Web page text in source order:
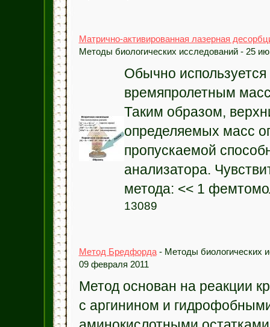
Матрично-активированная лазерная
Методы биологических исследований - 25
Обычно используется
времяпролетным
Таким образом,
определяемых масс
пропускаемой
анализатора.
метода: << 1
13089
Метод Бредфорда- Методы биологических
09 февраля 2011
Метод основан на реакции
с аргинином и